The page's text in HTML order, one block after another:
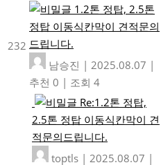
232
1.2톤 정탑, 2.5톤
정탑 이동식칸막이 견적문의
드립니다.
남승진 | 2025.08.07 |
추천 0 | 조회 4
Re:1.2톤 정탑,
2.5톤 정탑 이동식칸막이 견
적문의드립니다.
toptls | 2025.08.07 |